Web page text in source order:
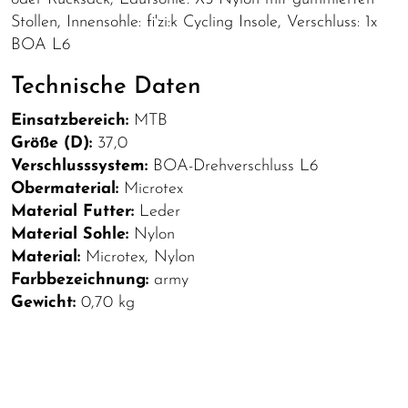
Stollen, Innensohle: fi'zi:k Cycling Insole, Verschluss: 1x
BOA L6
Technische Daten
Einsatzbereich: MTB
Größe (D): 37,0
Verschlusssystem: BOA-Drehverschluss L6
Obermaterial: Microtex
Material Futter: Leder
Material Sohle: Nylon
Material: Microtex, Nylon
Farbbezeichnung: army
Gewicht: 0,70 kg